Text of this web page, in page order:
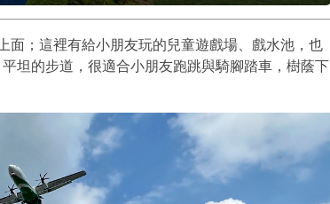
面；這裡有給小朋友玩的兒童遊戲場、戲水池，也
坦的步道，很適合小朋友跑跳與騎腳踏車，樹蔭下